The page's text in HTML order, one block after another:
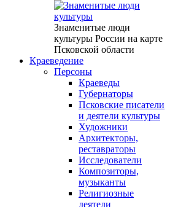
Знаменитые люди
культуры России на карте
Псковской области
Краеведение
Персоны
Краеведы
Губернаторы
Псковские писатели
и деятели культуры
Художники
Архитекторы,
реставраторы
Исследователи
Композиторы,
музыканты
Религиозные
деятели